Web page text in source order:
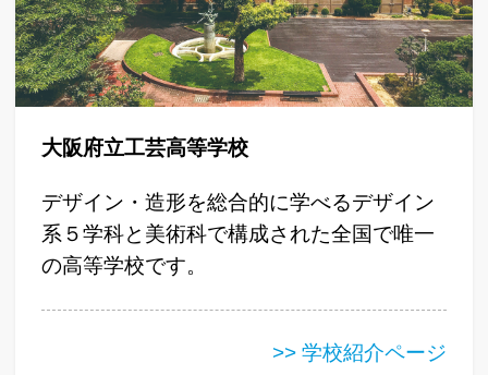
大阪府立工芸高等学校
デザイン・造形を総合的に学べるデザイン
系５学科と美術科で構成された全国で唯一
の高等学校です。
>> 学校紹介ページ